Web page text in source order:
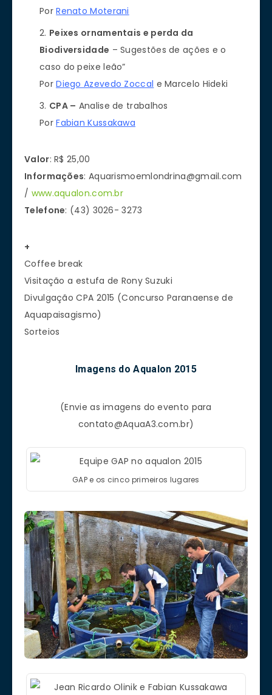
PorRenato Moterani
Peixes ornamentais e perda da
Biodiversidade – Sugestões de ações e o
caso do peixe leão”
PorDiego Azevedo Zoccal e Marcelo Hideki
CPA – Analise de trabalhos
PorFabian Kussakawa
Valor: R$ 25,00
Informações: Aquarismoemlondrina@gmail.com
/ www.aqualon.com.br
Telefone: (43) 3026- 3273
+
Coffee break
Visitação a estufa de Rony Suzuki
Divulgação CPA 2015 (Concurso Paranaense de
Aquapaisagismo)
Sorteios
Imagens do Aqualon 2015
(Envie as imagens do evento para
contato@AquaA3.com.br)
GAP e os cinco primeiros lugares